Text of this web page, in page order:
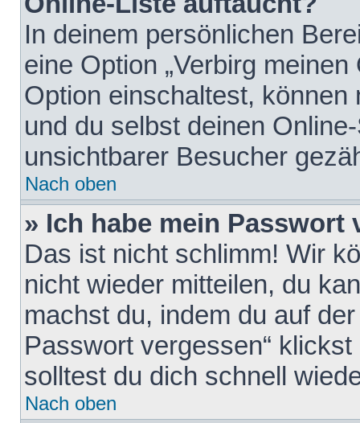
In deinem persönlichen
eine Option „Verbirg
Option einschaltest,
und du selbst deinen
unsichtbarer Besucher
Nach oben
» Ich habe mein Passwort
Das ist nicht schlimm! Wir
nicht wieder mitteilen, du
machst du, indem du auf
Passwort vergessen“
solltest du dich schnell
Nach oben